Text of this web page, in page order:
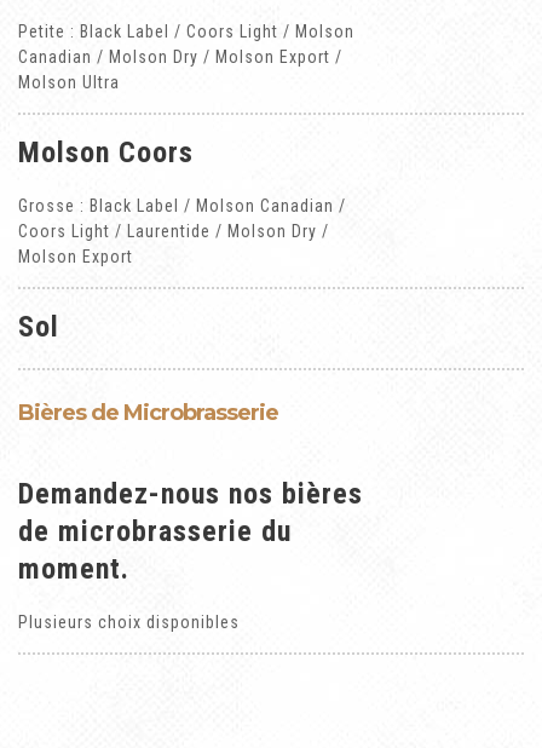
Petite : Black Label / Coors Light / Molson
Canadian / Molson Dry / Molson Export /
Molson Ultra
Molson Coors
Grosse : Black Label / Molson Canadian /
Coors Light / Laurentide / Molson Dry /
Molson Export
Sol
Bières de Microbrasserie
Demandez-nous nos bières
de microbrasserie du
moment.
Plusieurs choix disponibles